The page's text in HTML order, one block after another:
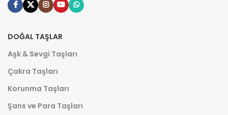
DOĞAL TAŞLAR
Aşk & Sevgi Taşları
Çakra Taşları
Korunma Taşları
Şans ve Para Taşları